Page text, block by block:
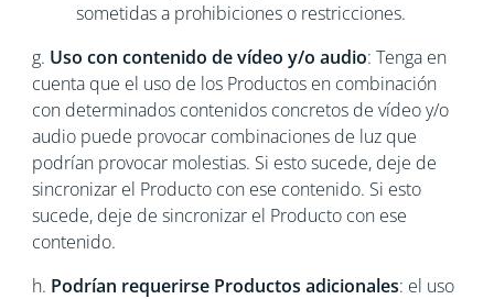
sometidas a prohibiciones o restricciones.
g. Uso con contenido de vídeo y/o audio: Tenga en
cuenta que el uso de los Productos en combinación
con determinados contenidos concretos de vídeo y/o
audio puede provocar combinaciones de luz que
podrían provocar molestias. Si esto sucede, deje de
sincronizar el Producto con ese contenido. Si esto
sucede, deje de sincronizar el Producto con ese
contenido.
h. Podrían requerirse Productos adicionales: el uso